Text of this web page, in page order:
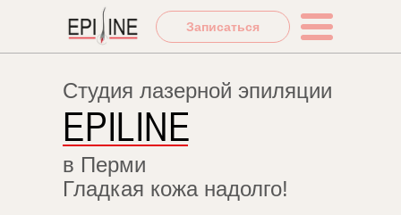
Записаться
Студия лазерной эпиляции
в Перми
Гладкая кожа надолго!
EPILINE